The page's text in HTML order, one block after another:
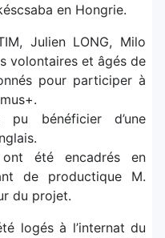
en Hongrie.
Julien LONG, Milo
volontaires et âgés de
pour participer à
bénéficier d’une
été encadrés en
de productique M.
du projet.
logés à l’internat du